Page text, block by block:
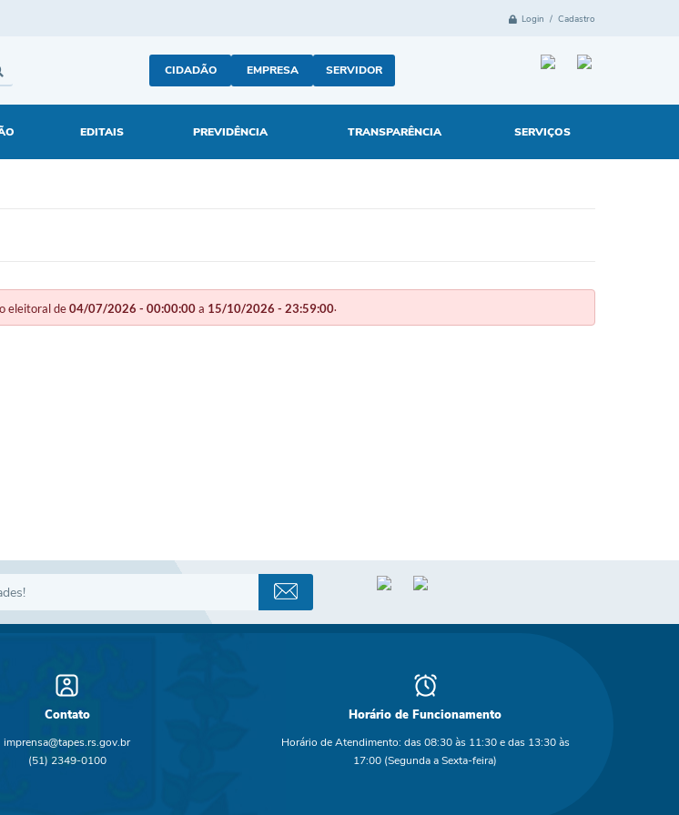
Login / Cadastro
CIDADÃO EMPRESA SERVIDOR
EDITAIS PREVIDÊNCIA TRANSPARÊNCIA SERVIÇOS
eleitoral de04/07/2026 - 00:00:00a 15/10/2026 - 23:59:00.
Contato
imprensa@tapes.rs.gov.br
(51) 2349-0100
Horário de Funcionamento
Horário de Atendimento: das 08:30 às 11:30 e das 13:30 às
17:00 (Segunda a Sexta-feira)